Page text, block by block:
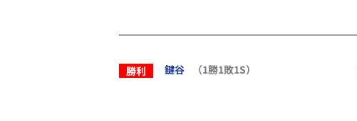
勝利 鍵谷 （1勝1敗1S）